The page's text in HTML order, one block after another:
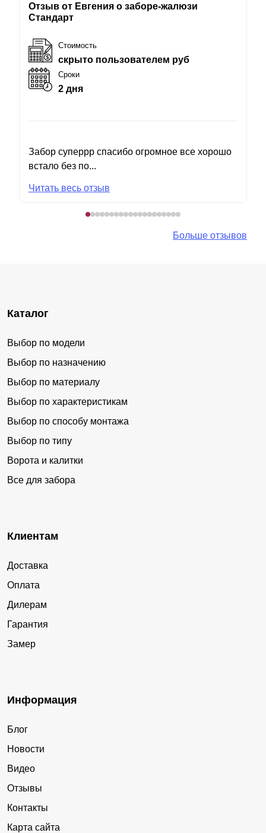
Отзыв от Евгения о заборе-жалюзи
Стандарт
Стоимость
скрыто пользователем руб
Сроки
2 дня
Забор суперрр спасибо огромное все хорошо
встало без по...
Читать весь отзыв
Больше отзывов
Каталог
Выбор по модели
Выбор по назначению
Выбор по материалу
Выбор по характеристикам
Выбор по способу монтажа
Выбор по типу
Ворота и калитки
Все для забора
Клиентам
Доставка
Оплата
Дилерам
Гарантия
Замер
Информация
Блог
Новости
Видео
Отзывы
Контакты
Карта сайта